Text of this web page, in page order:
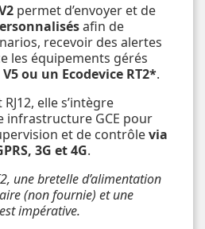
permet d’envoyer et de
afin de
recevoir des alertes
les équipements gérés
V5 ou un Ecodevice RT2*.
elle s’intègre
infrastructure GCE pour
et de contrôlevia
3G et 4G.
une bretelle d’alimentation
(non fournie) et une
impérative.